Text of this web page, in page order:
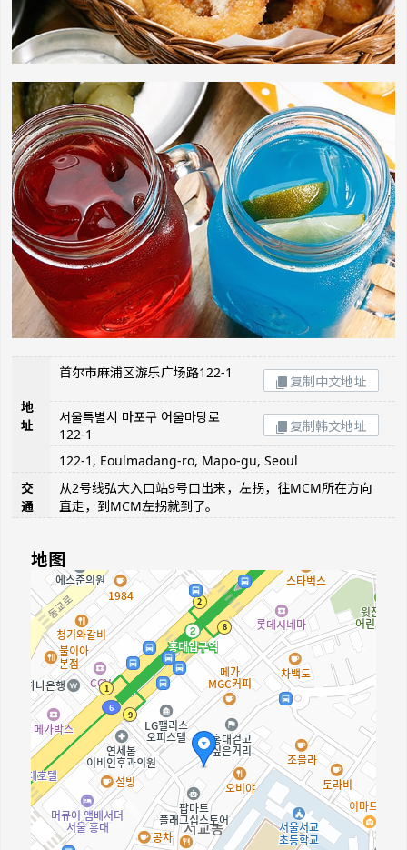
地
址
首尔市麻浦区游乐广场路122-1
复制中文地址
서울특별시 마포구 어울마당로
122-1
复制韩文地址
122-1, Eoulmadang-ro, Mapo-gu, Seoul
交
通
从2号线弘大入口站9号口出来，左拐，往MCM所在方向
直走，到MCM左拐就到了。
地图